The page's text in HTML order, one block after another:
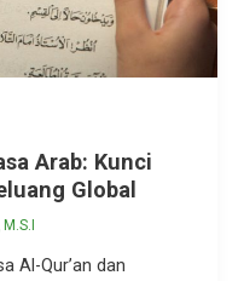
Arab: Kunci
Global
Al-Qur’an dan